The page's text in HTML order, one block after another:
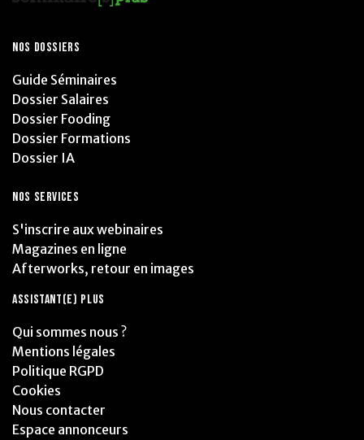
NOS DOSSIERS
Guide Séminaires
Dossier Salaires
Dossier Fooding
Dossier Formations
Dossier IA
NOS SERVICES
S'inscrire aux webinaires
Magazines en ligne
Afterworks, retour en images
ASSISTANT(E) PLUS
Qui sommes nous ?
Mentions légales
Politique RGPD
Cookies
Nous contacter
Espace annonceurs